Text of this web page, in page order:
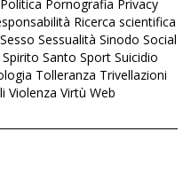
Politica Pornografia Privacy
Ricerca scientifica
Sesso Sessualità Sinodo Social
Spirito Santo Sport Suicidio
Tolleranza Trivellazioni
Violenza Virtù Web